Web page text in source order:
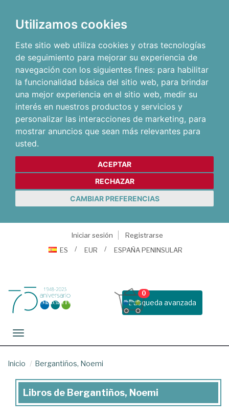
Utilizamos cookies
Este sitio web utiliza cookies y otras tecnologías
de seguimiento para mejorar su experiencia de
navegación con los siguientes fines: para habilitar
la funcionalidad básica del sitio web, para brindar
una mejor experiencia en el sitio web, medir su
interés en nuestros productos y servicios y
personalizar las interacciones de marketing, para
mostrar anuncios que sean más relevantes para
usted.
ACEPTAR
RECHAZAR
CAMBIAR PREFERENCIAS
Iniciar sesión
Registrarse
ES
EUR ESPAÑA PENINSULAR
Busqueda avanzada
0
Toggle navigation
Inicio Bergantiños, Noemi
Libros
Libros de Bergantiños, Noemi